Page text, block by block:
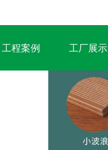
工程案例 工厂展示